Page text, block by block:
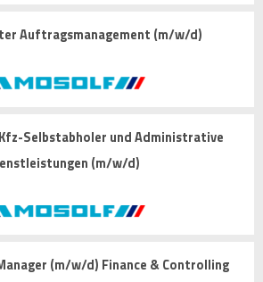
Auftragsmanagement (m/w/d)
Selbstabholer und Administrative
(m/w/d)
(m/w/d) Finance & Controlling